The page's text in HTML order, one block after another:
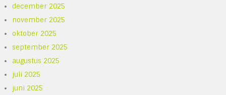
december 2025
november 2025
oktober 2025
september 2025
augustus 2025
juli 2025
juni 2025